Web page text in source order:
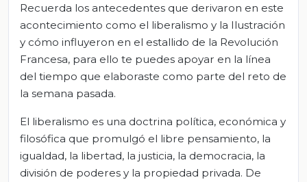
Recuerda los antecedentes que derivaron en este
acontecimiento como el liberalismo y la Ilustración
y cómo influyeron en el estallido de la Revolución
Francesa, para ello te puedes apoyar en la línea
del tiempo que elaboraste como parte del reto de
la semana pasada.
El liberalismo es una doctrina política, económica y
filosófica que promulgó el libre pensamiento, la
igualdad, la libertad, la justicia, la democracia, la
división de poderes y la propiedad privada. De